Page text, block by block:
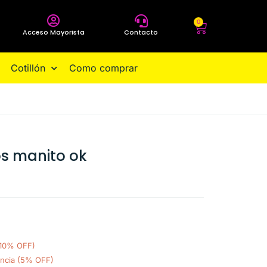
Acceso Mayorista Contacto
0
Cotillón Como comprar
manito ok
OFF)
(5% OFF)